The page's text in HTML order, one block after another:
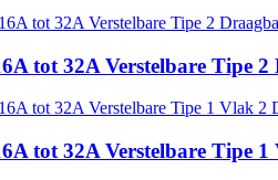
tot 32A Verstelbare Tipe
tot 32A Verstelbare Tipe